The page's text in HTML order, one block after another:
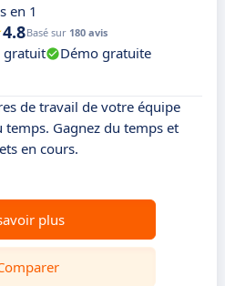
en 1
4.8Basé sur 180 avis
gratuit
Démo gratuite
de travail de votre équipe
Gagnez du temps et
en cours.
plus